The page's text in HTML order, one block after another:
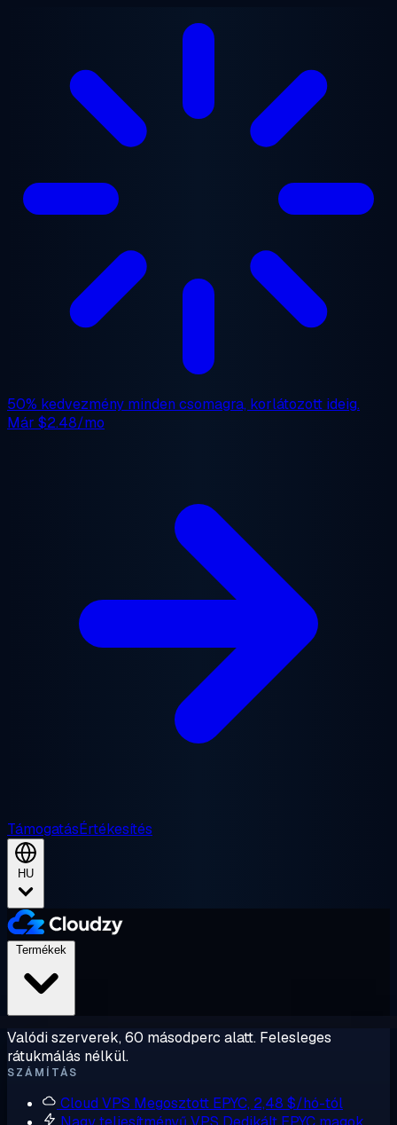
50% kedvezmény minden csomagra, korlátozott ideig.
Már $2.48/mo
TámogatásÉrtékesítés
HU
Valódi szerverek, 60 másodperc alatt. Felesleges
rátukmálás nélkül.
SZÁMÍTÁS
Cloud VPS Megosztott EPYC, 2,48 $/hó-tól